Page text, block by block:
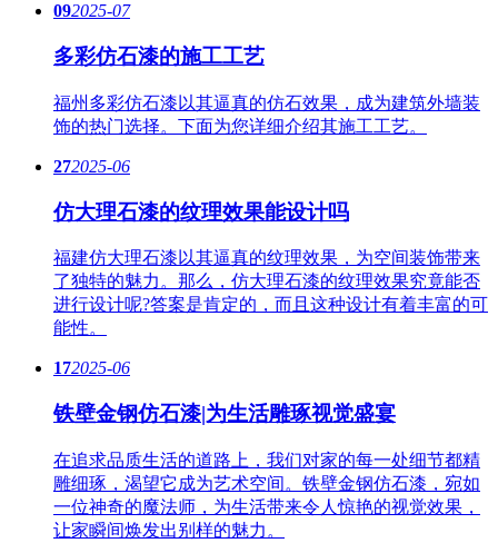
092025-07
多彩仿石漆的施工工艺
福州多彩仿石漆以其逼真的仿石效果，成为建筑外墙装
饰的热门选择。下面为您详细介绍其施工工艺。
272025-06
仿大理石漆的纹理效果能设计吗
福建仿大理石漆以其逼真的纹理效果，为空间装饰带来
了独特的魅力。那么，仿大理石漆的纹理效果究竟能否
进行设计呢?答案是肯定的，而且这种设计有着丰富的可
能性。
172025-06
铁壁金钢仿石漆|为生活雕琢视觉盛宴
在追求品质生活的道路上，我们对家的每一处细节都精
雕细琢，渴望它成为艺术空间。铁壁金钢仿石漆，宛如
一位神奇的魔法师，为生活带来令人惊艳的视觉效果，
让家瞬间焕发出别样的魅力。